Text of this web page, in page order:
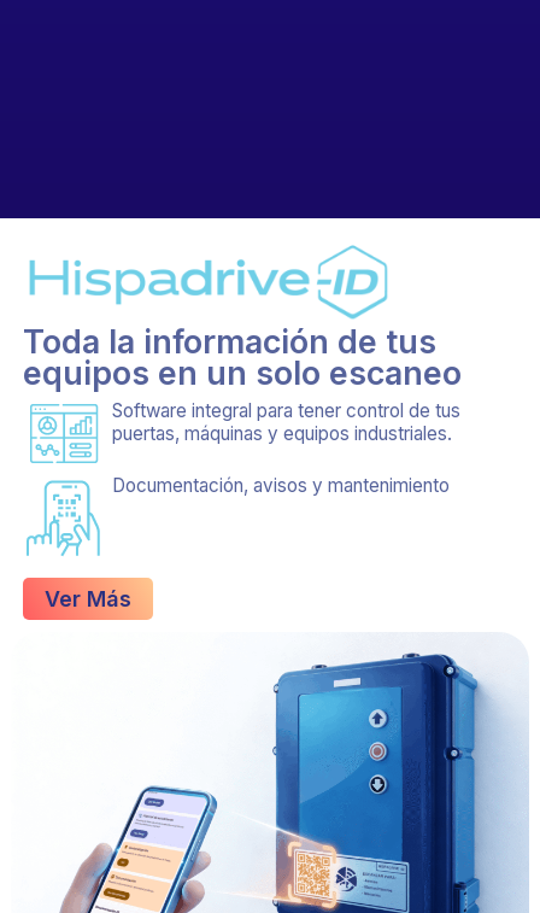
Toda la información de tus
equipos en un solo escaneo
Software integral para tener control de tus
puertas, máquinas y equipos industriales.
Documentación, avisos y mantenimiento
Ver Más